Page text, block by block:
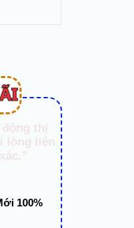
thị
lòng liên
100%